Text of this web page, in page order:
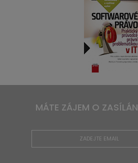
MÁTE ZÁJEM O